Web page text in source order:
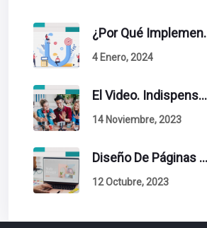
¿Por Qué
4 Enero, 2024
El Video. Indispensable En Tu Estrategia De Contenidos.
14 Noviembre, 2023
Diseño De Páginas Web. Esto Debe Tener Un Sitio Exitoso.
12 Octubre, 2023